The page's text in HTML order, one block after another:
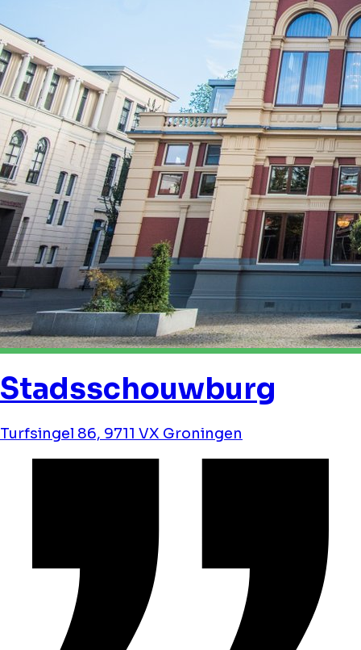
Stadsschouwburg
Turfsingel 86, 9711 VX Groningen